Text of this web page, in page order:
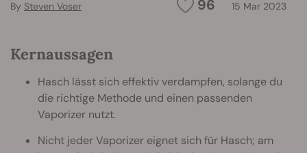
96 15 Mar 2023
By Steven Voser
Kernaussagen
Hasch lässt sich effektiv verdampfen, solange du
die richtige Methode und einen passenden
Vaporizer nutzt.
Nicht jeder Vaporizer eignet sich für Hasch; am